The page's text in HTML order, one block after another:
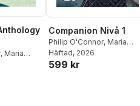
, Maria
Companion Nivå 1
Philip O'Connor, Maria
Lantz,Deni Beslagic
Häftad, 2026
599 kr